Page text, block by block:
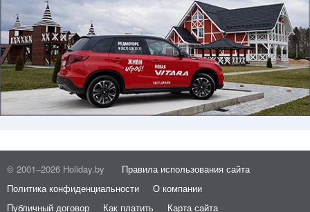
© 2001–2026 Holiday.by
Правила использования сайта
Политика конфиденциальности
О компании
Публичный договор
Как платить Карта сайта